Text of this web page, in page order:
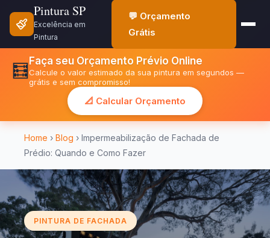
Pintura SP
Excelência em
Pintura
💬 Orçamento
Grátis
🧮 Faça seu Orçamento Prévio Online
Calcule o valor estimado da sua pintura em segundos —
grátis e sem compromisso!
📐 Calcular Orçamento
Home › Blog › Impermeabilização de Fachada de
Prédio: Quando e Como Fazer
PINTURA DE FACHADA